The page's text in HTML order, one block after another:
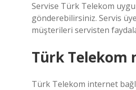
Servise Türk Telekom
gönderebilirsiniz. Servis
müşterileri servisten
Türk Telekom
Türk Telekom internet